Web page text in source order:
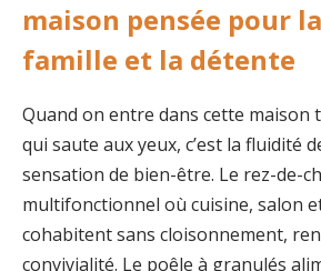
maison pensée pour
famille et la détente
Quand on entre dans cette maison
qui saute aux yeux, c’est la fluidité
sensation de bien-être. Le rez-de-
multifonctionnel où cuisine, salon
cohabitent sans cloisonnement,
convivialité. Le poêle à granulés